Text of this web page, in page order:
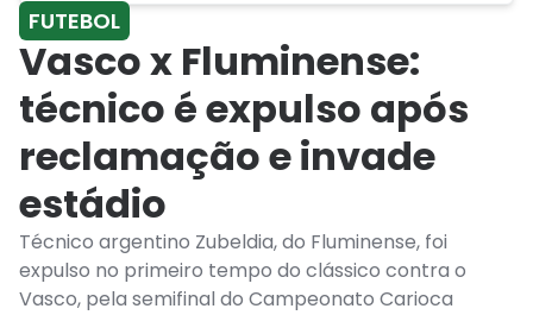
FUTEBOL
Vasco x Fluminense:
técnico é expulso após
reclamação e invade
estádio
Técnico argentino Zubeldia, do Fluminense, foi
expulso no primeiro tempo do clássico contra o
Vasco, pela semifinal do Campeonato Carioca